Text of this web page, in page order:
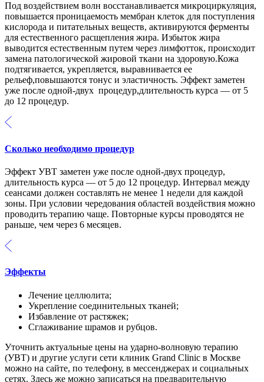
Под воздействием волн восстанавливается микроциркуляция,
повышается проницаемость мембран клеток для поступления
кислорода и питательных веществ, активируются ферменты
для естественного расщепления жира. Избыток жира
выводится естественным путем через лимфотток, происходит
замена патологической жировой ткани на здоровую.Кожа
подтягивается, укрепляется, выравнивается ее
рельеф,повышаются тонус и эластичность. Эффект заметен
уже после одной-двух процедур,длительность курса — от 5
до 12 процедур.
Сколько необходимо процедур
Эффект УВТ заметен уже после одной-двух процедур,
длительность курса — от 5 до 12 процедур. Интервал между
сеансами должен составлять не менее 1 недели для каждой
зоны. При условии чередования областей воздействия можно
проводить терапию чаще. Повторные курсы проводятся не
раньше, чем через 6 месяцев.
Эффекты
Лечение целлюлита;
Укрепление соединительных тканей;
Избавление от растяжек;
Сглаживание шрамов и рубцов.
Уточнить актуальные цены на ударно-волновую терапию
(УВТ) и другие услуги сети клиник Grand Clinic в Москве
можно на сайте, по телефону, в мессенджерах и социальных
сетях. Здесь же можно записаться на предварительную